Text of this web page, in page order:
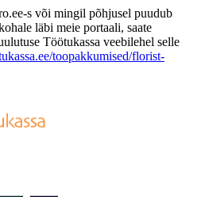
s või mingil põhjusel puudub
läbi meie portaali, saate
Töötukassa veebilehel selle
toopakkumised/florist-